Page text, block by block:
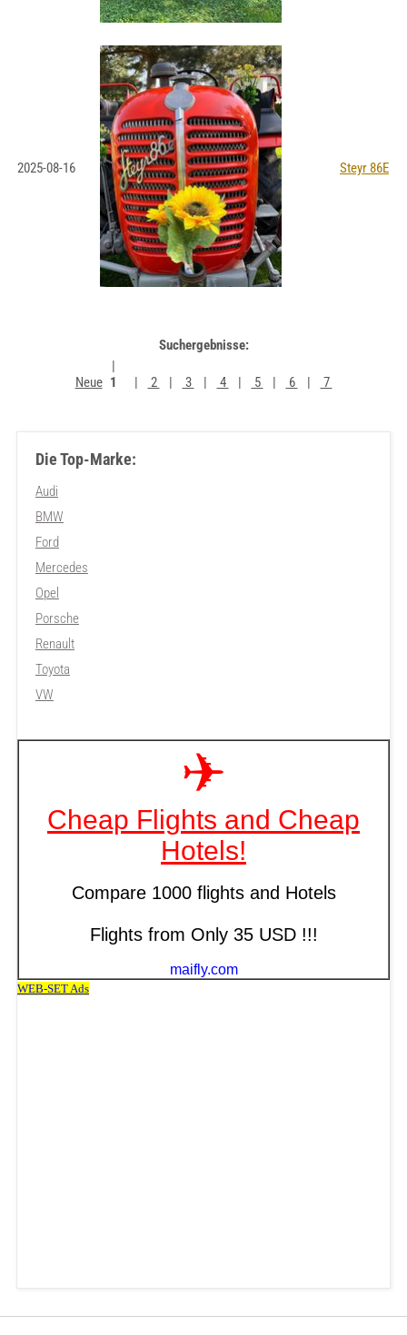
2025-08-16 Steyr 86E
Suchergebnisse:
Neue 1 2 3 4 5 6 7
Die Top-Marke:
Audi
BMW
Ford
Mercedes
Opel
Porsche
Renault
Toyota
VW